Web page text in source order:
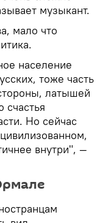
музыкант.
мало что
население
тоже часть
латышей
Но сейчас
внутри", —